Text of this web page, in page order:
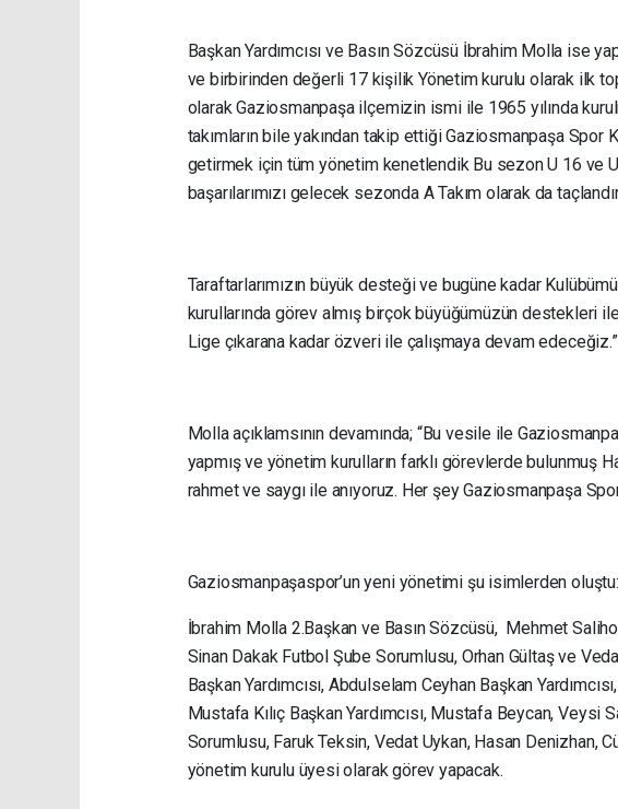
Başkan Yardımcısı ve Basın Sözcüsü İbrahim Molla ise
ve birbirinden değerli 17 kişilik Yönetim kurulu olarak ilk
olarak Gaziosmanpaşa ilçemizin ismi ile 1965 yılında
takımların bile yakından takip ettiği Gaziosmanpaşa
getirmek için tüm yönetim kenetlendik Bu sezon U 16 ve
başarılarımızı gelecek sezonda A Takım olarak da
Taraftarlarımızın büyük desteği ve bugüne kadar
kurullarında görev almış birçok büyüğümüzün destekleri
Lige çıkarana kadar özveri ile çalışmaya devam
Molla açıklamsının devamında; “Bu vesile ile
yapmış ve yönetim kurulların farklı görevlerde bulunmuş
rahmet ve saygı ile anıyoruz. Her şey Gaziosmanpaşa
Gaziosmanpaşaspor’un yeni yönetimi şu isimlerden oluştu:
İbrahim Molla 2.Başkan ve Basın Sözcüsü, Mehmet
Sinan Dakak Futbol Şube Sorumlusu, Orhan Gültaş ve
Başkan Yardımcısı, Abdulselam Ceyhan Başkan
Mustafa Kılıç Başkan Yardımcısı, Mustafa Beycan, Veysi
Sorumlusu, Faruk Teksin, Vedat Uykan, Hasan Denizhan,
yönetim kurulu üyesi olarak görev yapacak.